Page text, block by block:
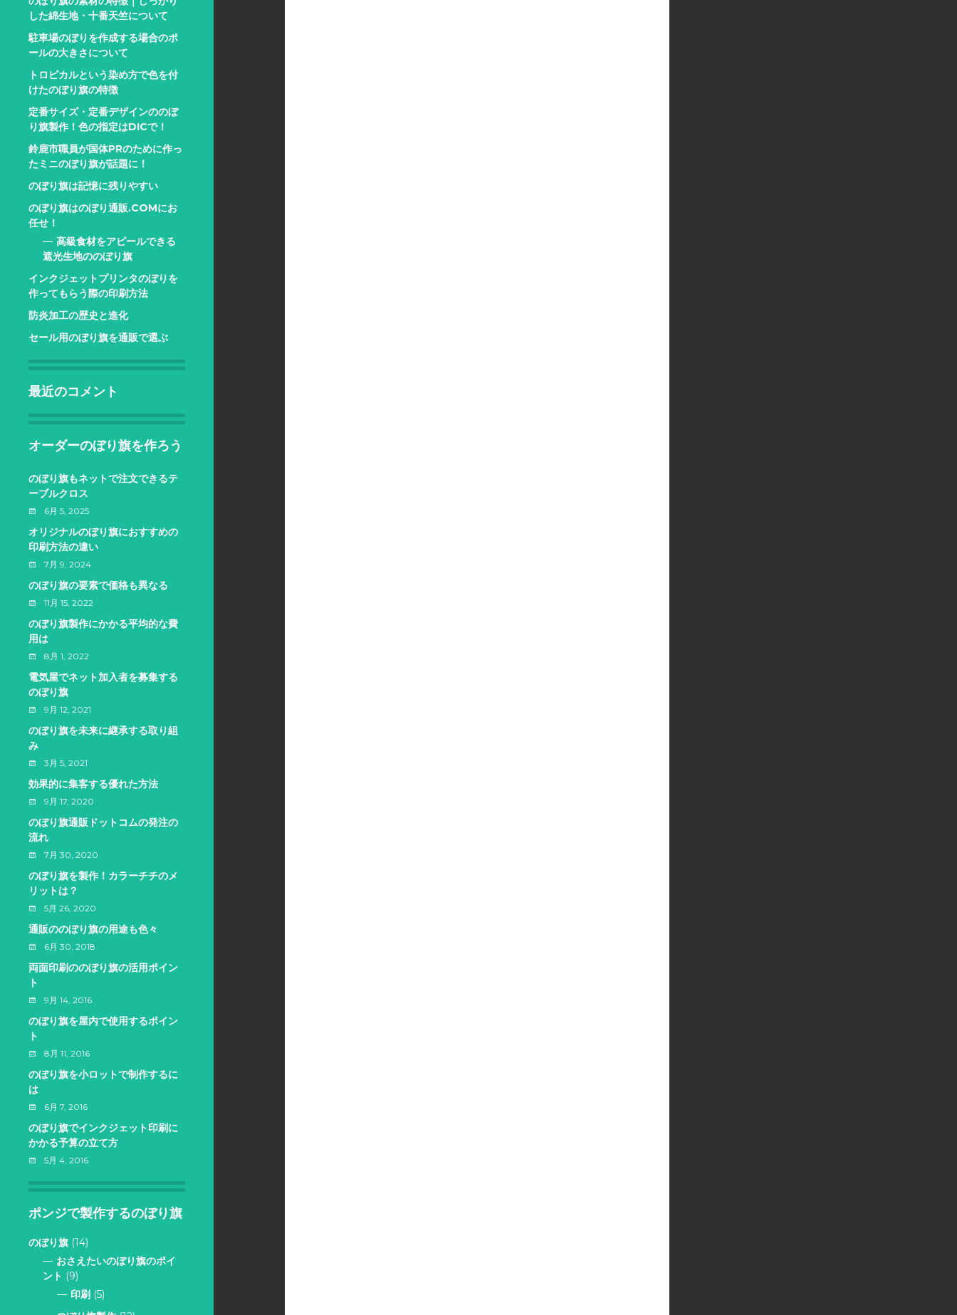
した綿生地・十番天竺について
駐車場のぼりを作成する場合のポ
ールの大きさについて
トロピカルという染め方で色を付
けたのぼり旗の特徴
定番サイズ・定番デザインののぼ
り旗製作！色の指定はDICで！
鈴鹿市職員が国体PRのために作っ
たミニのぼり旗が話題に！
のぼり旗は記憶に残りやすい
のぼり旗はのぼり通販.COMにお
任せ！
高級食材をアピールできる
遮光生地ののぼり旗
インクジェットプリンタのぼりを
作ってもらう際の印刷方法
防炎加工の歴史と進化
セール用のぼり旗を通販で選ぶ
最近のコメント
オーダーのぼり旗を作ろう
のぼり旗もネットで注文できるテ
ーブルクロス
6月 5, 2025
オリジナルのぼり旗におすすめの
印刷方法の違い
7月 9, 2024
のぼり旗の要素で価格も異なる
11月 15, 2022
のぼり旗製作にかかる平均的な費
用は
8月 1, 2022
電気屋でネット加入者を募集する
のぼり旗
9月 12, 2021
のぼり旗を未来に継承する取り組
み
3月 5, 2021
効果的に集客する優れた方法
9月 17, 2020
のぼり旗通販ドットコムの発注の
流れ
7月 30, 2020
のぼり旗を製作！カラーチチのメ
リットは？
5月 26, 2020
通販ののぼり旗の用途も色々
6月 30, 2018
両面印刷ののぼり旗の活用ポイン
ト
9月 14, 2016
のぼり旗を屋内で使用するポイン
ト
8月 11, 2016
のぼり旗を小ロットで制作するに
は
6月 7, 2016
のぼり旗でインクジェット印刷に
かかる予算の立て方
5月 4, 2016
ポンジで製作するのぼり旗
のぼり旗 (14)
おさえたいのぼり旗のポイ
ント (9)
印刷 (5)